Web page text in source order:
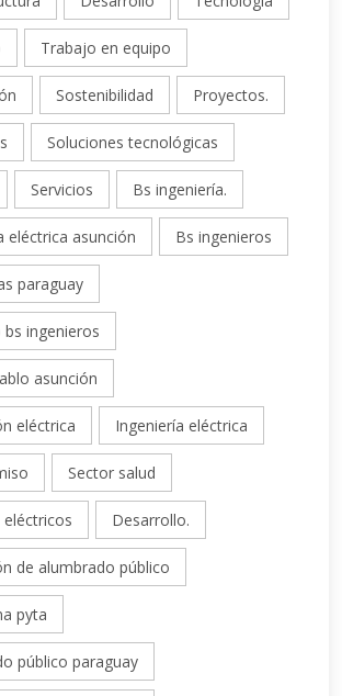
Trabajo en equipo
Sostenibilidad Proyectos.
Soluciones tecnológicas
Servicios Bs ingeniería.
eléctrica asunción Bs ingenieros
paraguay
ingenieros
asunción
eléctrica Ingeniería eléctrica
Sector salud
eléctricos Desarrollo.
de alumbrado público
pyta
público paraguay